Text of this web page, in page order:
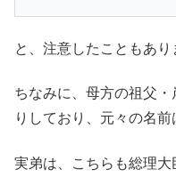
と、注意したこともあり
ちなみに、母方の祖父
りしており、元々の名前
実弟は、こちらも総理